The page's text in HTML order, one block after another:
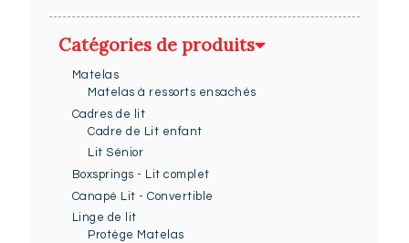
Catégories de produits
Matelas
Matelas à ressorts ensachés
Cadres de lit
Cadre de Lit enfant
Lit Sénior
Boxsprings - Lit complet
Canapé Lit - Convertible
Linge de lit
Protège Matelas